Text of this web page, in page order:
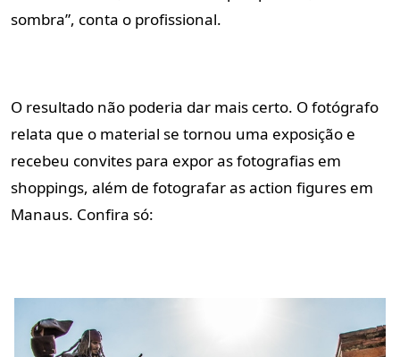
sombra”, conta o profissional.
O resultado não poderia dar mais certo. O fotógrafo
relata que o material se tornou uma exposição e
recebeu convites para expor as fotografias em
shoppings, além de fotografar as action figures em
Manaus. Confira só: